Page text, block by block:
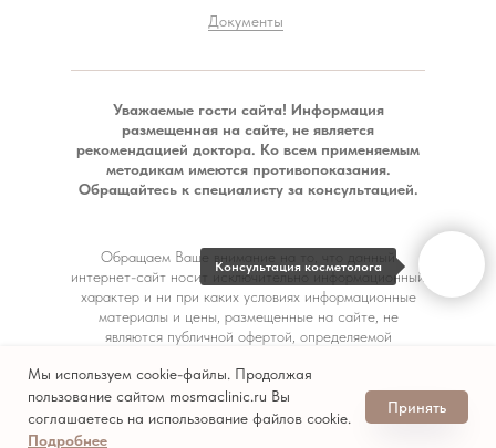
Мы используем cookie-файлы. Продолжая
пользование сайтом mosmaclinic.ru Вы
соглашаетесь на использование файлов cookie.
Подробнее
Принять
Консультация косметолога
Документы
Уважаемые гости сайта! Информация
размещенная на сайте, не является
рекомендацией доктора. Ко всем применяемым
методикам имеются противопоказания.
Обращайтесь к специалисту за консультацией.
Обращаем Ваше внимание на то, что данный
интернет-сайт носит исключительно информационный
характер и ни при каких условиях информационные
материалы и цены, размещенные на сайте, не
являются публичной офертой, определяемой
Моисеева Мария Александровна
Tilda